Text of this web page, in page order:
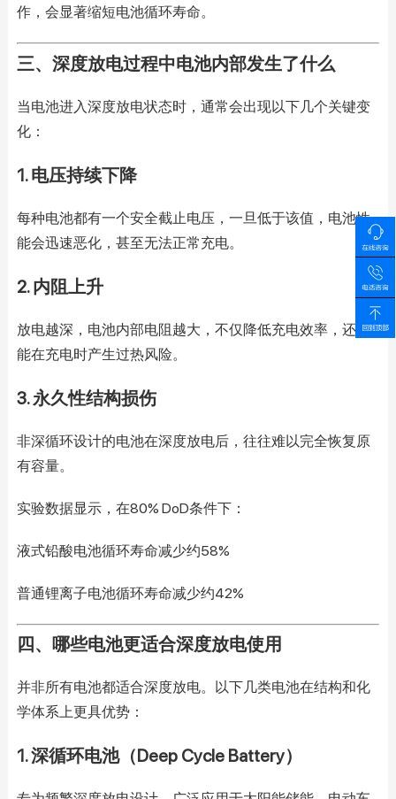
作，会显著缩短电池循环寿命。
三、深度放电过程中电池内部发生了什么
当电池进入深度放电状态时，通常会出现以下几个关键变
化：
1. 电压持续下降
每种电池都有一个安全截止电压，一旦低于该值，电池性
能会迅速恶化，甚至无法正常充电。
2. 内阻上升
放电越深，电池内部电阻越大，不仅降低充电效率，还可
能在充电时产生过热风险。
3. 永久性结构损伤
非深循环设计的电池在深度放电后，往往难以完全恢复原
有容量。
实验数据显示，在80% DoD条件下：
液式铅酸电池循环寿命减少约58%
普通锂离子电池循环寿命减少约42%
四、哪些电池更适合深度放电使用
并非所有电池都适合深度放电。以下几类电池在结构和化
学体系上更具优势：
1. 深循环电池（Deep Cycle Battery）